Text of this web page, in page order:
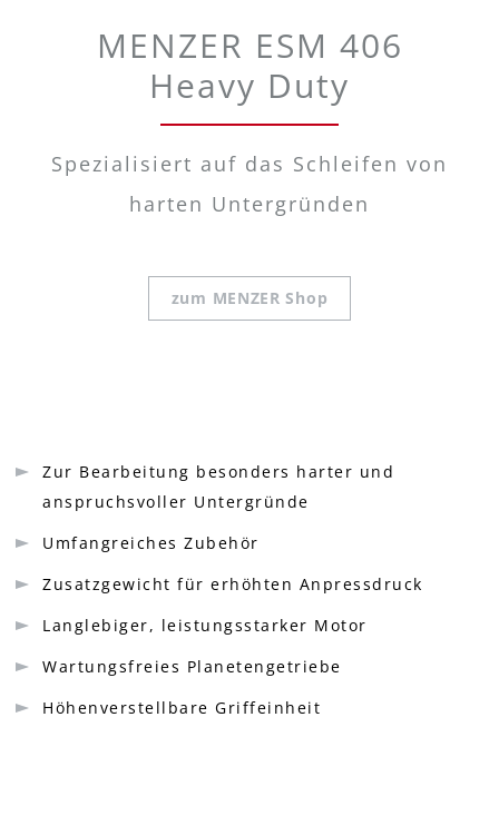
MENZER ESM 406
Heavy Duty
Spezialisiert auf das Schleifen von
harten Untergründen
zum MENZER Shop
Zur Bearbeitung besonders harter und
anspruchsvoller Untergründe
Umfangreiches Zubehör
Zusatzgewicht für erhöhten Anpressdruck
Langlebiger, leistungsstarker Motor
Wartungsfreies Planetengetriebe
Höhenverstellbare Griffeinheit